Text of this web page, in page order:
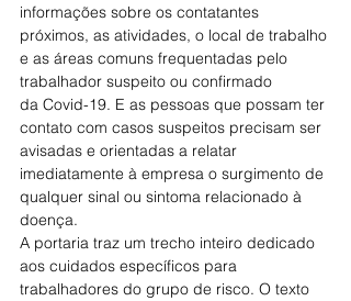
informações sobre os contatantes
próximos, as atividades, o local de trabalho
e as áreas comuns frequentadas pelo
trabalhador suspeito ou confirmado
da Covid-19. E as pessoas que possam ter
contato com casos suspeitos precisam ser
avisadas e orientadas a relatar
imediatamente à empresa o surgimento de
qualquer sinal ou sintoma relacionado à
doença.
A portaria traz um trecho inteiro dedicado
aos cuidados específicos para
trabalhadores do grupo de risco. O texto